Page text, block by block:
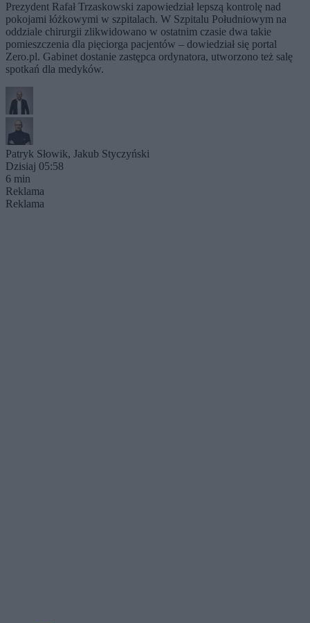
Prezydent Rafał Trzaskowski zapowiedział lepszą kontrolę nad
pokojami łóżkowymi w szpitalach. W Szpitalu Południowym na
oddziale chirurgii zlikwidowano w ostatnim czasie dwa takie
pomieszczenia dla pięciorga pacjentów – dowiedział się portal
Zero.pl. Gabinet dostanie zastępca ordynatora, utworzono też salę
spotkań dla medyków.
Patryk Słowik, Jakub Styczyński
Dzisiaj 05:58
6 min
Reklama
Reklama